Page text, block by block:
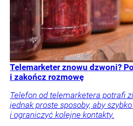
Telemarketer znowu dzwoni?
i zakończ rozmowę
Telefon od telemarketera potrafi
jednak proste sposoby, aby
i ograniczyć kolejne kontakty.